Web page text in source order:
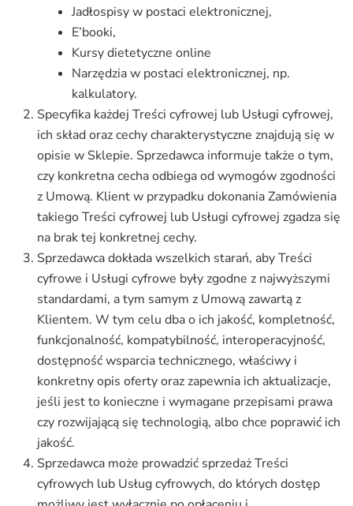
Jadłospisy w postaci elektronicznej,
E’booki,
Kursy dietetyczne online
Narzędzia w postaci elektronicznej, np.
kalkulatory.
Specyfika każdej Treści cyfrowej lub Usługi cyfrowej,
ich skład oraz cechy charakterystyczne znajdują się w
opisie w Sklepie. Sprzedawca informuje także o tym,
czy konkretna cecha odbiega od wymogów zgodności
z Umową. Klient w przypadku dokonania Zamówienia
takiego Treści cyfrowej lub Usługi cyfrowej zgadza się
na brak tej konkretnej cechy.
Sprzedawca dokłada wszelkich starań, aby Treści
cyfrowe i Usługi cyfrowe były zgodne z najwyższymi
standardami, a tym samym z Umową zawartą z
Klientem. W tym celu dba o ich jakość, kompletność,
funkcjonalność, kompatybilność, interoperacyjność,
dostępność wsparcia technicznego, właściwy i
konkretny opis oferty oraz zapewnia ich aktualizacje,
jeśli jest to konieczne i wymagane przepisami prawa
czy rozwijającą się technologią, albo chce poprawić ich
jakość.
Sprzedawca może prowadzić sprzedaż Treści
cyfrowych lub Usług cyfrowych, do których dostęp